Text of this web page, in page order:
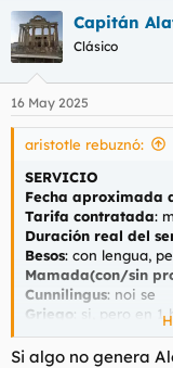
i
c
i
a
d
o
r
d
l
t
e
m
a
Capitán
Clásico
16 May 2025
aristotle rebuznó:
SERVICIO
Fecha aproximada
Tarifa contratada:
Duración real del
Besos: con lengua,
Mamada(con/sin
Cunnilingus: noi se
Griego: si, pero en 1
Valoración de la
¿Repetirías?: no,
Si algo no genera